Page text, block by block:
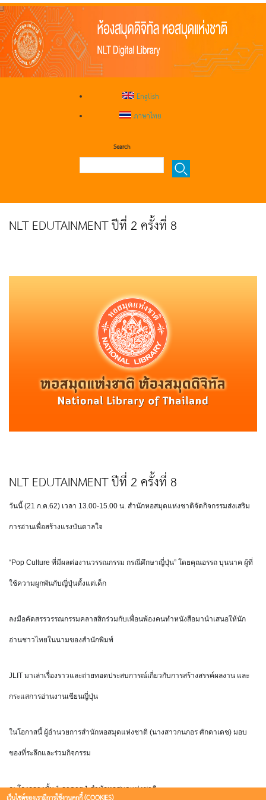
English
ภาษาไทย
Search
NLT EDUTAINMENT ปีที่ 2 ครั้งที่ 8
NLT EDUTAINMENT ปีที่ 2 ครั้งที่ 8
วันนี้ (21 ก.ค.62) เวลา 13.00-15.00 น. สำนักหอสมุดแห่งชาติจัดกิจกรรมส่งเสริม
การอ่านเพื่อสร้างแรงบันดาลใจ
“Pop Culture ที่มีผลต่องานวรรณกรรม กรณีศึกษาญี่ปุ่น” โดยคุณอรรถ บุนนาค ผู้ที่
ใช้ความผูกพันกับญี่ปุ่นตั้งแต่เด็ก
ลงมือคัดสรรวรรณกรรมคลาสสิกร่วมกับเพื่อนพ้องคนทำหนังสือมานำเสนอให้นัก
อ่านชาวไทยในนามของสำนักพิมพ์
JLIT มาเล่าเรื่องราวและถ่ายทอดประสบการณ์เกี่ยวกับการสร้างสรรค์ผลงาน และ
กระแสการอ่านงานเขียนญี่ปุ่น
ในโอกาสนี้ ผู้อำนวยการสำนักหอสมุดแห่งชาติ (นางสาวกนกอร ศักดาเดช) มอบ
ของที่ระลึกและร่วมกิจกรรม
ณ โถงกลางชั้น 1 อาคาร 1 สำนักหอสมุดแห่งชาติ
เว็บไซต์ของเรามีการใช้งานคุกกี้ (COOKIES)